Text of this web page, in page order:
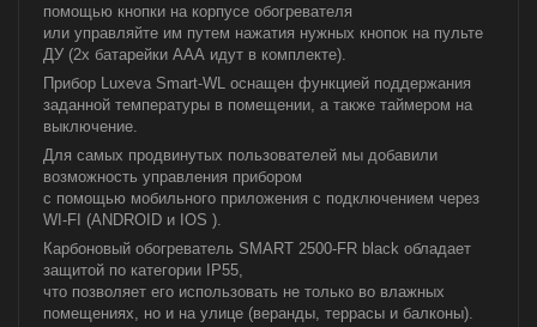
помощью кнопки на корпусе обогревателя
или управляйте им путем нажатия нужных кнопок на пульте
ДУ (2х батарейки ААА идут в комплекте).
Прибор Luxeva Smart-WL оснащен функцией поддержания
заданной температуры в помещении, а также таймером на
выключение.
Для самых продвинутых пользователей мы добавили
возможность управления прибором
с помощью мобильного приложения с подключением через
WI-FI (ANDROID и IOS ).
Карбоновый обогреватель SMART 2500-FR black обладает
защитой по категории IP55,
что позволяет его использовать не только во влажных
помещениях, но и на улице (веранды, террасы и балконы).